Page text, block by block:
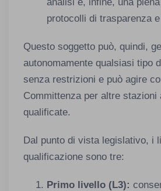
protocolli di trasparenza
Questo soggetto può, quindi,
autonomamente qualsiasi tipo
senza restrizioni e può agire
Committenza per altre stazioni
qualificate.
Dal punto di vista legislativo, i
qualificazione sono tre:
Primo livello (L3):